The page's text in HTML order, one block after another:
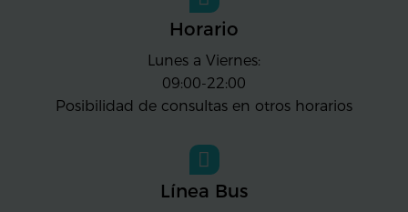
Horario
Lunes a Viernes:
09:00-22:00
Posibilidad de consultas en otros horarios
Línea Bus